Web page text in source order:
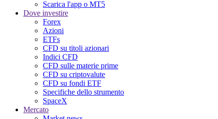
Scarica l'app o MT5
Dove investire
Forex
Azioni
ETFs
CFD su titoli azionari
Indici CFD
CFD sulle materie prime
CFD su criptovalute
CFD su fondi ETF
Specifiche dello strumento
SpaceX
Mercato